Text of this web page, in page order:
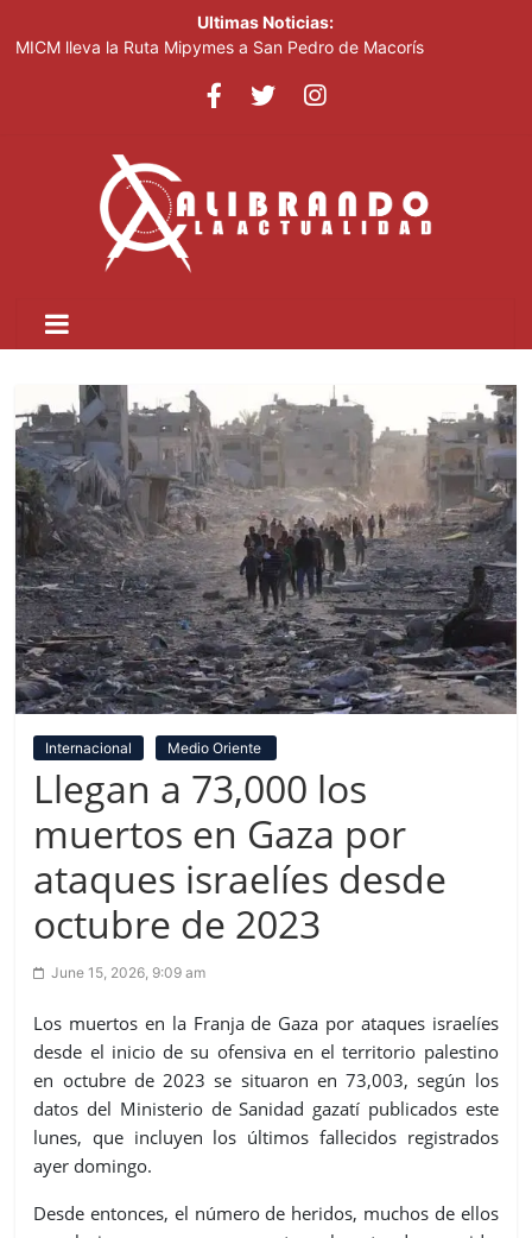
Ultimas Noticias:
MICM lleva la Ruta Mipymes a San Pedro de Macorís
agricultura a nivel nacional
República Dominicana será sede del 1.er Congreso Internacional
de Fotoperiodismo y Comunicación Visual Estratégica:
FOTOCOM 2026
COOPNAMA convoca a sus asociados a participar en las
Asambleas Distritales y General Ordinaria de Delegados
Internacional Medio Oriente
Llegan a 73,000 los
muertos en Gaza por
ataques israelíes desde
octubre de 2023
June 15, 2026, 9:09 am
Los muertos en la Franja de Gaza por ataques israelíes
desde el inicio de su ofensiva en el territorio palestino
en octubre de 2023 se situaron en 73,003, según los
datos del Ministerio de Sanidad gazatí publicados este
lunes, que incluyen los últimos fallecidos registrados
ayer domingo.
Desde entonces, el número de heridos, muchos de ellos